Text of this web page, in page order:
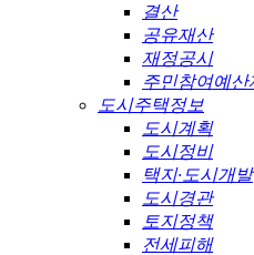
결산
공유재산
재정공시
주민참여예산
도시주택정보
도시계획
도시정비
택지·도시개발
도시경관
토지정책
전세피해